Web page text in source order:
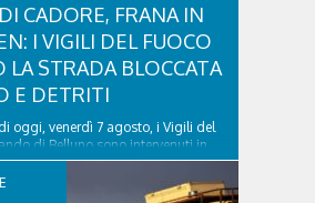
CADORE, FRANA IN
I VIGILI DEL FUOCO
LA STRADA BLOCCATA
E DETRITI
oggi, venerdì 7 agosto, i Vigili del
di Belluno sono intervenuti in
Val d’Oten, nel comune di Calalzo
una strada rimasta bloccata
frana verificatasi intorno alle ore